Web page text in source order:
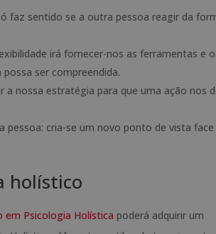
faz sentido se a outra pessoa reagir da
irá fornecer-nos as ferramentas e
ser compreendida.
nossa estratégia para que uma ação nos
cria-se um novo ponto de vista face
holístico
em Psicologia Holística poderá adquirir um